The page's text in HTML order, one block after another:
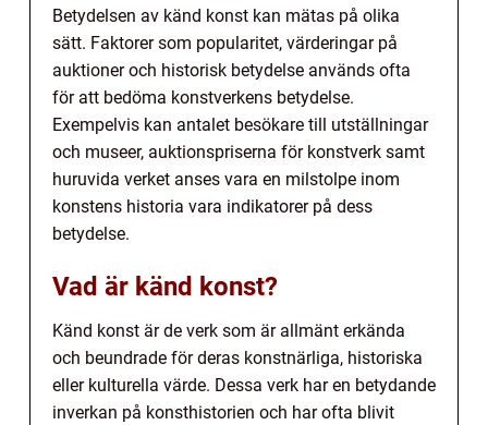
Betydelsen av känd konst kan mätas på olika
sätt. Faktorer som popularitet, värderingar på
auktioner och historisk betydelse används ofta
för att bedöma konstverkens betydelse.
Exempelvis kan antalet besökare till utställningar
och museer, auktionspriserna för konstverk samt
huruvida verket anses vara en milstolpe inom
konstens historia vara indikatorer på dess
betydelse.
Vad är känd konst?
Känd konst är de verk som är allmänt erkända
och beundrade för deras konstnärliga, historiska
eller kulturella värde. Dessa verk har en betydande
inverkan på konsthistorien och har ofta blivit